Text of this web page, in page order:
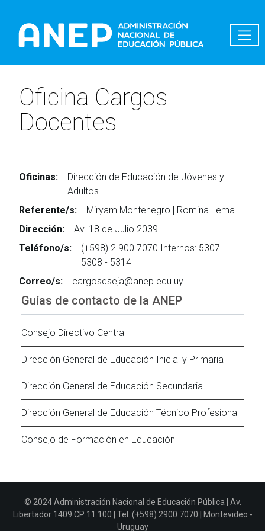
Oficina Cargos
Docentes
Oficinas:
Dirección de Educación de Jóvenes y
Adultos
Referente/s:
Miryam Montenegro | Romina Lema
Dirección:
Av. 18 de Julio 2039
Teléfono/s:
(+598) 2 900 7070 Internos: 5307 -
5308 - 5314
Correo/s:
cargosdseja@anep.edu.uy
Guías de contacto de la ANEP
Consejo Directivo Central
Dirección General de Educación Inicial y Primaria
Dirección General de Educación Secundaria
Dirección General de Educación Técnico Profesional
Consejo de Formación en Educación
© 2024 Administración Nacional de Educación Pública | Av.
Libertador 1409 CP 11.100 | Tel. (+598) 2900 7070 | Montevideo -
Uruguay